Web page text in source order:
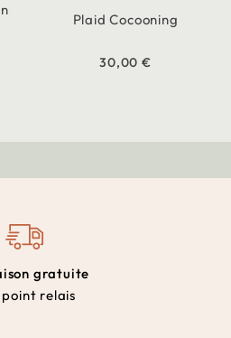
Plaid Cocooning
30,00 €
gratuite
point relais